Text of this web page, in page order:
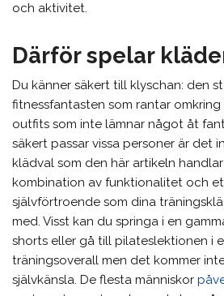
och aktivitet.
Därför spelar
Du känner säkert till klyschan: den
fitnessfantasten som rantar
outfits som inte lämnar något åt
säkert passar vissa personer är det
klädval som den här artikeln
kombination av funktionalitet och
självförtroende som dina
med. Visst kan du springa i en
shorts eller gå till pilateslektionen i
träningsoverall men det kommer
självkänsla. De flesta människor